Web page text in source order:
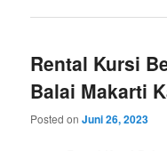
Rental Kursi
Balai Makarti
Posted onJuni 26, 2023